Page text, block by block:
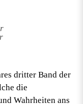
dritter Band der
die
Wahrheiten ans